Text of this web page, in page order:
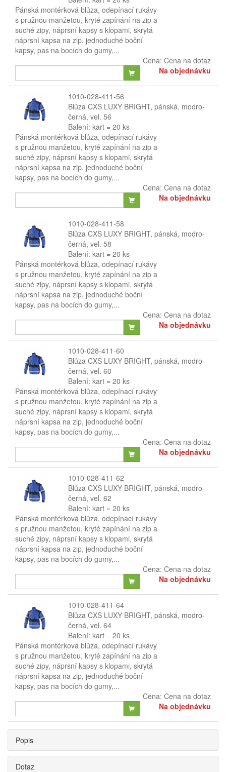
Pánská montérková blůza, odepínací rukávy
s pružnou manžetou, kryté zapínání na zip a
suché zipy, náprsní kapsy s klopami, skrytá
náprsní kapsa na zip, jednoduché boční
kapsy, pas na bocích do gumy,...
Cena: Cena na dotaz
Na objednávku
1010-028-411-56
Blůza CXS LUXY BRIGHT, pánská, modro-
černá, vel. 56
Balení: kart = 20 ks
Pánská montérková blůza, odepínací rukávy
s pružnou manžetou, kryté zapínání na zip a
suché zipy, náprsní kapsy s klopami, skrytá
náprsní kapsa na zip, jednoduché boční
kapsy, pas na bocích do gumy,...
Cena: Cena na dotaz
Na objednávku
1010-028-411-58
Blůza CXS LUXY BRIGHT, pánská, modro-
černá, vel. 58
Balení: kart = 20 ks
Pánská montérková blůza, odepínací rukávy
s pružnou manžetou, kryté zapínání na zip a
suché zipy, náprsní kapsy s klopami, skrytá
náprsní kapsa na zip, jednoduché boční
kapsy, pas na bocích do gumy,...
Cena: Cena na dotaz
Na objednávku
1010-028-411-60
Blůza CXS LUXY BRIGHT, pánská, modro-
černá, vel. 60
Balení: kart = 20 ks
Pánská montérková blůza, odepínací rukávy
s pružnou manžetou, kryté zapínání na zip a
suché zipy, náprsní kapsy s klopami, skrytá
náprsní kapsa na zip, jednoduché boční
kapsy, pas na bocích do gumy,...
Cena: Cena na dotaz
Na objednávku
1010-028-411-62
Blůza CXS LUXY BRIGHT, pánská, modro-
černá, vel. 62
Balení: kart = 20 ks
Pánská montérková blůza, odepínací rukávy
s pružnou manžetou, kryté zapínání na zip a
suché zipy, náprsní kapsy s klopami, skrytá
náprsní kapsa na zip, jednoduché boční
kapsy, pas na bocích do gumy,...
Cena: Cena na dotaz
Na objednávku
1010-028-411-64
Blůza CXS LUXY BRIGHT, pánská, modro-
černá, vel. 64
Balení: kart = 20 ks
Pánská montérková blůza, odepínací rukávy
s pružnou manžetou, kryté zapínání na zip a
suché zipy, náprsní kapsy s klopami, skrytá
náprsní kapsa na zip, jednoduché boční
kapsy, pas na bocích do gumy,...
Cena: Cena na dotaz
Na objednávku
Popis
Dotaz